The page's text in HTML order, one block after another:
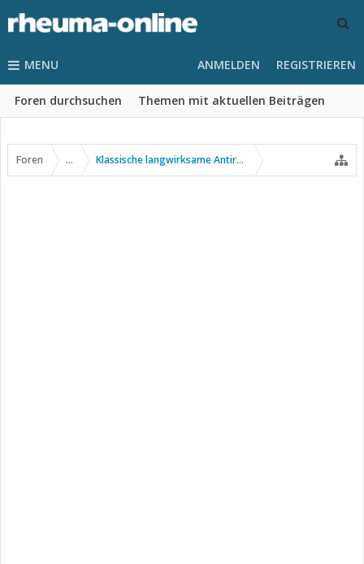
MENU
Foren durchsuchen Themen mit aktuellen Beiträgen
ANMELDEN REGISTRIEREN
Foren ... Klassische langwirksame Antirheumatika